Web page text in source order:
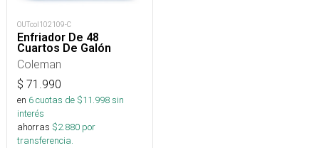
OUTcol102109-C
Enfriador De 48
Cuartos De Galón
Coleman
$ 71.990
en 6cuotas de $11.998sin
interés
ahorras $2.880 por
transferencia.